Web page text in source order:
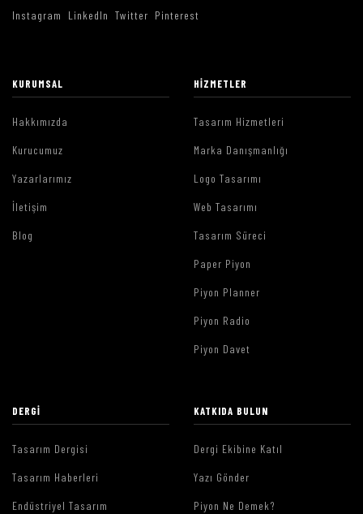
Instagram LinkedIn Twitter Pinterest
KURUMSAL
Hakkımızda
Kurucumuz
Yazarlarımız
İletişim
Blog
HIZMETLER
Tasarım Hizmetleri
Marka Danışmanlığı
Logo Tasarımı
Web Tasarımı
Tasarım Süreci
Paper Piyon
Piyon Planner
Piyon Radio
Piyon Davet
DERGI
Tasarım Dergisi
Tasarım Haberleri
Endüstriyel Tasarım
KATKIDA BULUN
Dergi Ekibine Katıl
Yazı Gönder
Piyon Ne Demek?